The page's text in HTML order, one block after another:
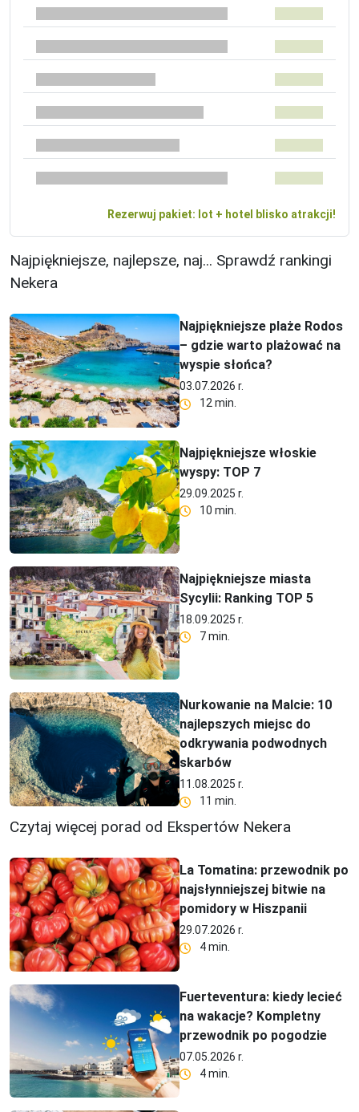
Rezerwuj pakiet: lot + hotel blisko atrakcji!
Najpiękniejsze, najlepsze, naj... Sprawdź rankingi
Nekera
Najpiękniejsze plaże Rodos
– gdzie warto plażować na
wyspie słońca?
03.07.2026 r.
12 min.
Najpiękniejsze włoskie
wyspy: TOP 7
29.09.2025 r.
10 min.
Najpiękniejsze miasta
Sycylii: Ranking TOP 5
18.09.2025 r.
7 min.
Nurkowanie na Malcie: 10
najlepszych miejsc do
odkrywania podwodnych
skarbów
11.08.2025 r.
11 min.
Czytaj więcej porad od Ekspertów Nekera
La Tomatina: przewodnik po
najsłynniejszej bitwie na
pomidory w Hiszpanii
29.07.2026 r.
4 min.
Fuerteventura: kiedy lecieć
na wakacje? Kompletny
przewodnik po pogodzie
07.05.2026 r.
4 min.